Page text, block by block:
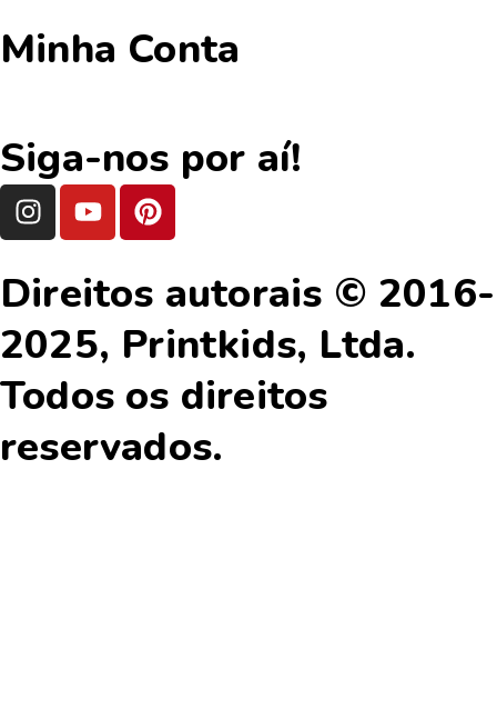
Minha Conta
Siga-nos por aí!
I
n
s
t
a
g
r
a
m
Y
o
u
t
u
b
e
P
i
n
t
e
r
e
s
t
Direitos autorais © 2016-
2025, Printkids, Ltda.
Todos os direitos
reservados.